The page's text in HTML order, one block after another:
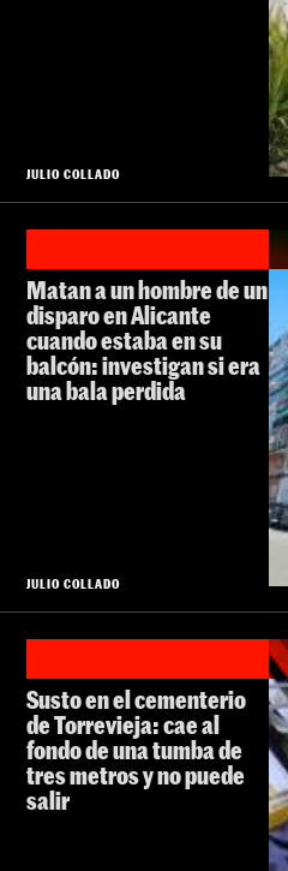
JULIO COLLADO
Matan a un hombre de un
disparo en Alicante
cuando estaba en su
balcón: investigan si era
una bala perdida
JULIO COLLADO
Susto en el cementerio
de Torrevieja: cae al
fondo de una tumba de
tres metros y no puede
salir